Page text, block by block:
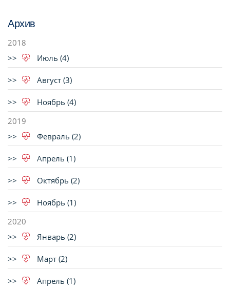
Архив
2018
Июль (4)
Август (3)
Ноябрь (4)
2019
Февраль (2)
Апрель (1)
Октябрь (2)
Ноябрь (1)
2020
Январь (2)
Март (2)
Апрель (1)